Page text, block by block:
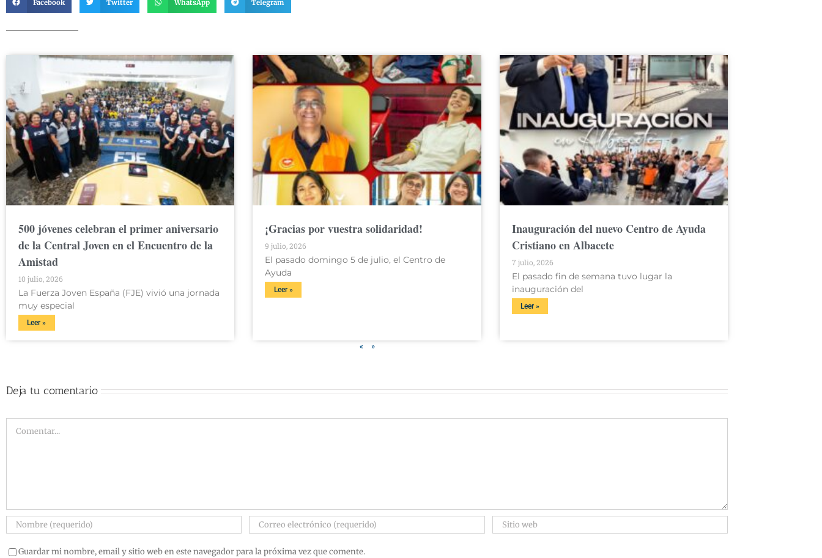
Facebook Twitter WhatsApp Telegram
500 jóvenes celebran el primer aniversario
de la Central Joven en el Encuentro de la
Amistad
10 julio, 2026
La Fuerza Joven España (FJE) vivió una jornada
muy especial
Leer »
¡Gracias por vuestra solidaridad!
9 julio, 2026
El pasado domingo 5 de julio, el Centro de
Ayuda
Leer »
Inauguración del nuevo Centro de Ayuda
Cristiano en Albacete
7 julio, 2026
El pasado fin de semana tuvo lugar la
inauguración del
Leer »
« »
Deja tu comentario
Guardar mi nombre, email y sitio web en este navegador para la próxima vez que comente.